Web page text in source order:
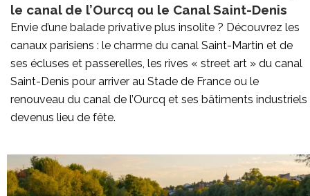
le canal de l’Ourcq ou le Canal Saint-Denis
Envie d’une balade privative plus insolite ? Découvrez les
canaux parisiens : le charme du canal Saint-Martin et de
ses écluses et passerelles, les rives « street art » du canal
Saint-Denis pour arriver au Stade de France ou le
renouveau du canal de l’Ourcq et ses bâtiments industriels
devenus lieu de fête.